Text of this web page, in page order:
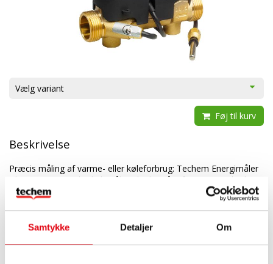
Samtykke Detaljer Om
Vælg variant
Føj til kurv
Beskrivelse
Præcis måling af varme- eller køleforbrug: Techem Energimåler
Ultra 4.5.2 er en ultralydsmåler, der består af en regneenhed, en
volumenmåleenhed og en temperaturføler i én samlet enhed.
Volumen måles ved hjælp af ultralydsbaseret flowmåling med
høj præcision.
Techem Energimåler Ultra 4.5.2 er en højteknologisk
energimåler med indbygget radiomodul leverer alle de fordele,